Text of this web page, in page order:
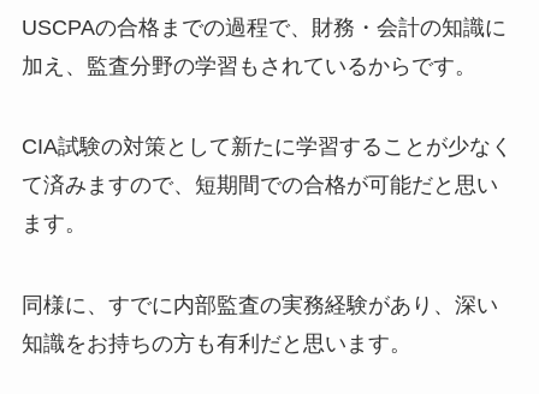
USCPAの合格までの過程で、財務・会計の知識に
加え、監査分野の学習もされているからです。
CIA試験の対策として新たに学習することが少なく
て済みますので、短期間での合格が可能だと思い
ます。
同様に、すでに内部監査の実務経験があり、深い
知識をお持ちの方も有利だと思います。